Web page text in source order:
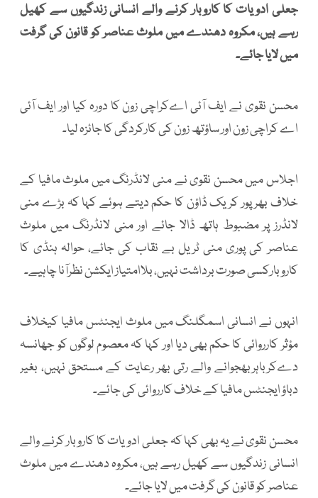
جعلی ادویات کا کاروبار کرنے والے انسانی زندگیوں سے کھیل
رہے ہیں، مکروہ دھندے میں ملوث عناصر کو قانون کی گرفت
میں لایا جائے۔
محسن نقوی نے ایف آئی اےکراچی زون کا دورہ کیا اور ایف آئی
اے کراچی زون اور ساؤتھ زون کی کارکردگی کا جائزہ لیا۔
اجلاس میں محسن نقوی نے منی لانڈرنگ میں ملوث مافیا کے
خلاف بھرپور کریک ڈاؤن کا حکم دیتے ہوئے کہا کہ بڑے منی
لانڈرز پر مضبوط ہاتھ ڈالا جائے اور منی لانڈرنگ میں ملوث
عناصر کی پوری منی ٹریل بے نقاب کی جائے، حوالہ ہنڈی کا
کاروبارکسی صورت برداشت نہیں، بلاامتیاز ایکشن نظرآنا چاہیے۔
انہوں نے انسانی اسمگلنگ میں ملوث ایجنٹس مافیا کیخلاف
مؤثر کارروائی کا حکم بھی دیا اور کہا کہ معصوم لوگوں کو جھانسہ
دےکرباہربھجوانے والے رتی بھر رعایت کے مستحق نہیں، بغیر
دباؤ ایجنٹس مافیا کے خلاف کارروائی کی جائے۔
محسن نقوی نے یہ بھی کہا کہ جعلی ادویات کا کاروبار کرنے والے
انسانی زندگیوں سے کھیل رہے ہیں، مکروہ دھندے میں ملوث
عناصر کو قانون کی گرفت میں لایا جائے۔